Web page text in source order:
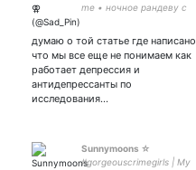
me • ночное рандеву с
думаю о той статье где написано
что мы все еще не понимаем как
работает депрессия и
антидепрессанты по
исследования…
Sunnymoons ☆
#gorgeouscrimegirls | My